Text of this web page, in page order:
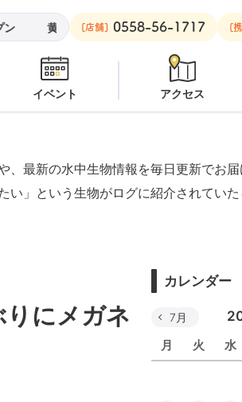
： オープン 安良里ボート： オープン
[店舗] 0558-56-1717 [
イベント アクセス
、最新の水中生物情報を毎日更新でお届
い」という生物がログに紹介されてい
にメガネ
カレンダー
月 火 水
7月